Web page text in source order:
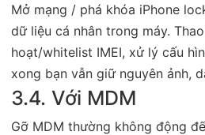
Mở mạng / phá khóa iPhone
dữ liệu cá nhân trong máy.
hoạt/whitelist IMEI, xử lý cấu
xong bạn vẫn giữ nguyên ảnh,
3.4. Với MDM
Gỡ MDM thường không động